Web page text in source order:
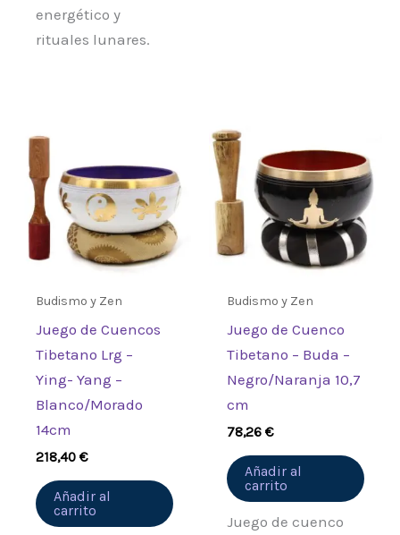
energético y
rituales lunares.
Budismo y Zen
Juego de Cuencos
Tibetano Lrg –
Ying- Yang –
Blanco/Morado
14cm
218,40€
Añadir al
carrito
Budismo y Zen
Juego de Cuenco
Tibetano – Buda –
Negro/Naranja 10,7
cm
78,26€
Añadir al
carrito
Juego de cuenco